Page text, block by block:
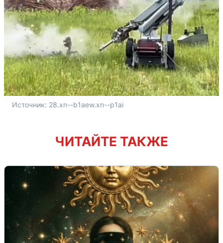
Источник: 28.xn--b1aew.xn--p1ai
ЧИТАЙТЕ ТАКЖЕ